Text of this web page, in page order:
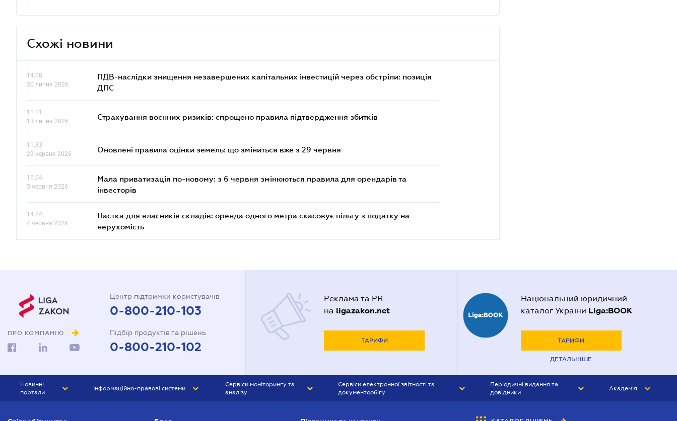
Схожі новини
14.08
30 липня 2026
ПДВ-наслідки знищення незавершених капітальних інвестицій через обстріли: позиція
ДПС
11.11
13 липня 2026
Страхування воєнних ризиків: спрощено правила підтвердження збитків
11.33
29 червня 2026
Оновлені правила оцінки земель: що зміниться вже з 29 червня
16.04
5 червня 2026
Мала приватизація по-новому: з 6 червня змінюються правила для орендарів та
інвесторів
14.24
4 червня 2026
Пастка для власників складів: оренда одного метра скасовує пільгу з податку на
нерухомість
ПРО КОМПАНІЮ
Центр підтримки користувачів
0-800-210-103
Підбір продуктів та рішень
0-800-210-102
Реклама та PR
на ligazakon.net
ТАРИФИ
Національний юридичний
каталог України Liga:BOOK
ТАРИФИ
ДЕТАЛЬНІШЕ
Новинні
портали
Інформаційно-правові системи
Сервіси моніторингу та
аналізу
Сервіси електронної звітності та
документообігу
Періодичні видання та
довідники
Академія